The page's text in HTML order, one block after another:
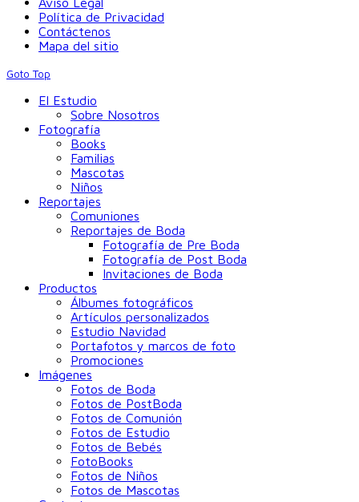
Política de Privacidad
Contáctenos
Mapa del sitio
Goto Top
El Estudio
Sobre Nosotros
Fotografía
Books
Familias
Mascotas
Niños
Reportajes
Comuniones
Reportajes de Boda
Fotografía de Pre Boda
Fotografía de Post Boda
Invitaciones de Boda
Productos
Álbumes fotográficos
Artículos personalizados
Estudio Navidad
Portafotos y marcos de foto
Promociones
Imágenes
Fotos de Boda
Fotos de PostBoda
Fotos de Comunión
Fotos de Estudio
Fotos de Bebés
FotoBooks
Fotos de Niños
Fotos de Mascotas